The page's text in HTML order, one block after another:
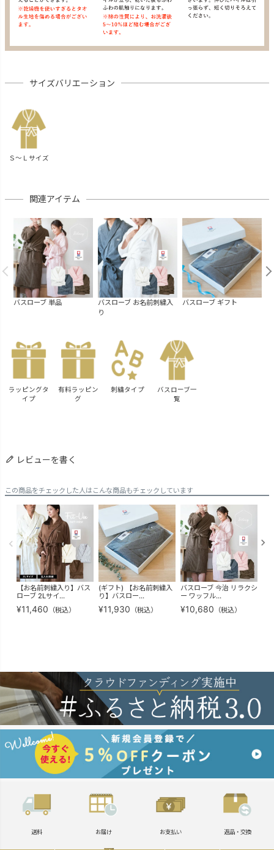
サイズバリエーション
Ｓ～Ｌサイズ
関連アイテム
バスローブ 単品
バスローブ お名前刺繍入
り
バスローブ ギフト
ラッピングタ
イプ
有料ラッピン
グ
刺繍タイプ
バスローブ一
覧
レビューを書く
この商品をチェックした人はこんな商品もチェックしています
【お名前刺繍入り】バス
ローブ 2Lサイ...
¥11,460 （税込）
(ギフト) 【お名前刺繍入
り】バスロー...
¥11,930 （税込）
バスローブ 今治 リラクシ
ー ワッフル...
¥10,680 （税込）
送料 お届け お支払い 返品・交換